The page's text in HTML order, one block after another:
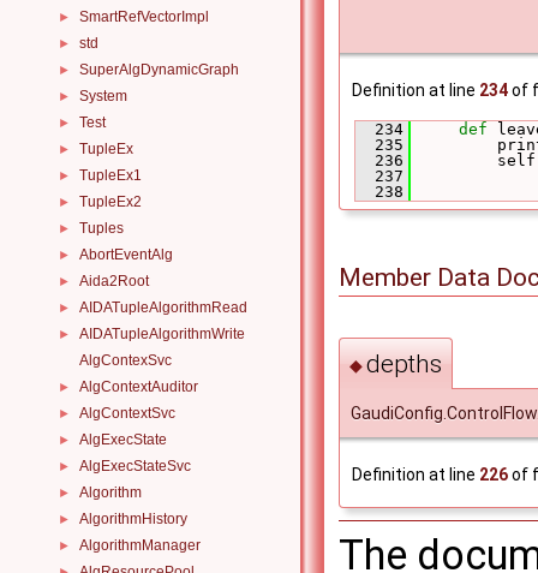
► SmartRefVectorImpl
► std
► SuperAlgDynamicGraph
► System
► Test
► TupleEx
► TupleEx1
► TupleEx2
► Tuples
► AbortEventAlg
► Aida2Root
► AIDATupleAlgorithmRead
►
AIDATupleAlgorithmWrite
AlgContexSvc
► AlgContextAuditor
► AlgContextSvc
► AlgExecState
► AlgExecStateSvc
► Algorithm
► AlgorithmHistory
► AlgorithmManager
Definition at line 234of
  234
def
  235
  236
  237
  238
Member Data
◆depths
Definition at line 226of
The